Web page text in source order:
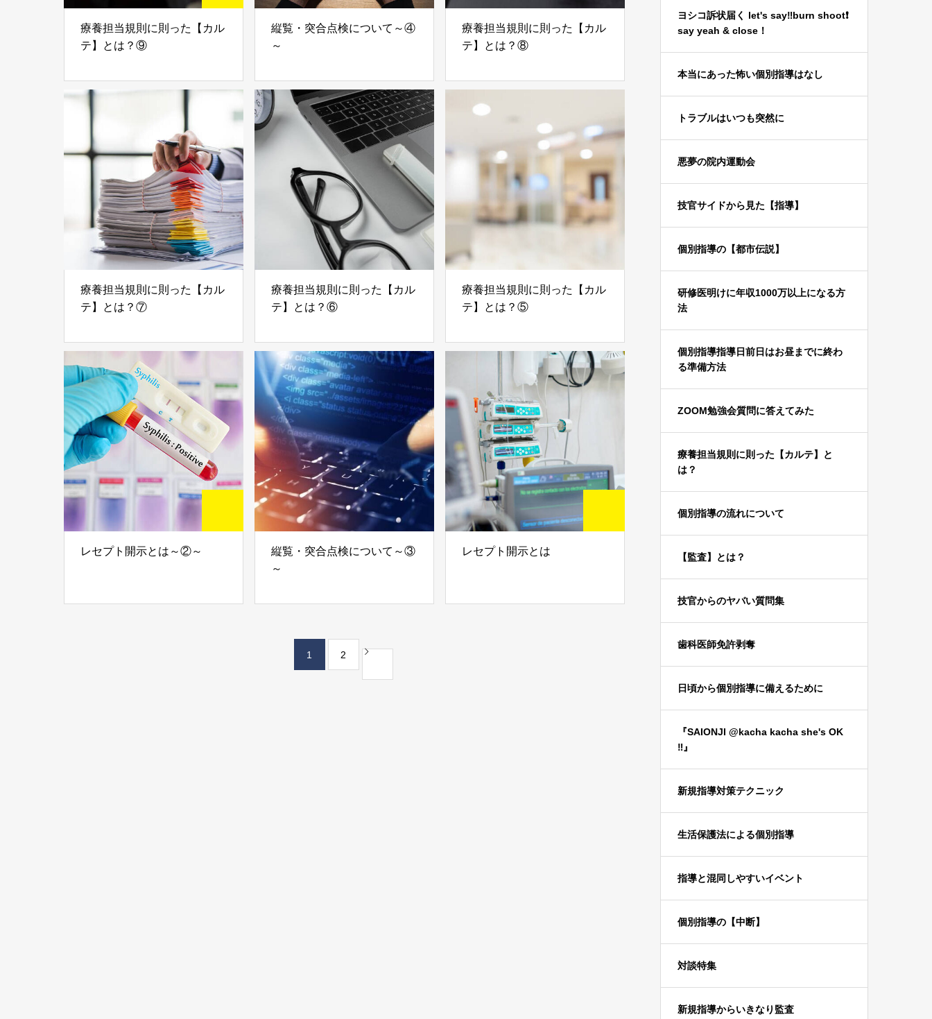
療養担当規則に則った【カル
テ】とは？⑨
縦覧・突合点検について～④
～
療養担当規則に則った【カル
テ】とは？⑧
療養担当規則に則った【カル
テ】とは？⑦
療養担当規則に則った【カル
テ】とは？⑥
療養担当規則に則った【カル
テ】とは？⑤
レセプト開示とは～②～
縦覧・突合点検について～③
～
レセプト開示とは
1 2
ヨシコ訴状届く let's say‼️burn shoot❗️
say yeah & close！
本当にあった怖い個別指導はなし
トラブルはいつも突然に
悪夢の院内運動会
技官サイドから見た【指導】
個別指導の【都市伝説】
研修医明けに年収1000万以上になる方
法
個別指導指導日前日はお昼までに終わ
る準備方法
ZOOM勉強会質問に答えてみた
療養担当規則に則った【カルテ】と
は？
個別指導の流れについて
【監査】とは？
技官からのヤバい質問集
歯科医師免許剥奪
日頃から個別指導に備えるために
『SAIONJI @kacha kacha she's OK
‼️』
新規指導対策テクニック
生活保護法による個別指導
指導と混同しやすいイベント
個別指導の【中断】
対談特集
新規指導からいきなり監査